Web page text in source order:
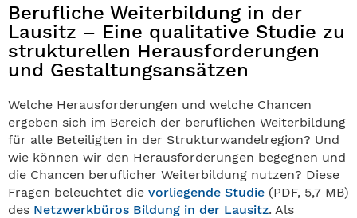
Berufliche Weiterbildung in der
Lausitz – Eine qualitative Studie zu
strukturellen Herausforderungen
und Gestaltungsansätzen
Welche Herausforderungen und welche Chancen
ergeben sich im Bereich der beruflichen Weiterbildung
für alle Beteiligten in der Strukturwandelregion? Und
wie können wir den Herausforderungen begegnen und
die Chancen beruflicher Weiterbildung nutzen? Diese
Fragen beleuchtet die vorliegende Studie (PDF, 5,7 MB)
des Netzwerkbüros Bildung in der Lausitz. Als